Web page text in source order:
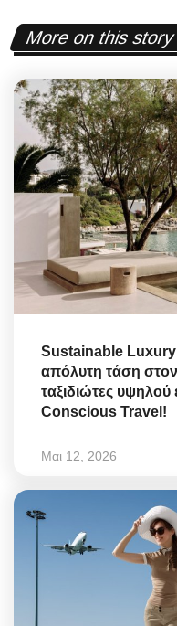
More on this story
Sustainable
απόλυτη τάση
ταξιδιώτες υψηλού
Conscious Travel!
Μαι 12, 2026